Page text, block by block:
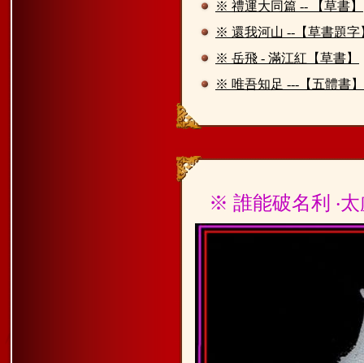
※ 禮運大同篇 -- 【草書】
※ 還我河山 --【草書題字
※ 岳飛 - 滿江紅【草書】
※ 唯吾知足 ---【五體書】
※ 誰能破名利 ‧